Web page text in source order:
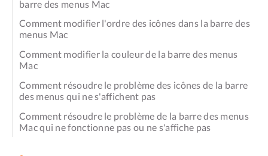
barre des menus Mac
Comment modifier l'ordre des icônes dans la barre des
menus Mac
Comment modifier la couleur de la barre des menus
Mac
Comment résoudre le problème des icônes de la barre
des menus qui ne s'affichent pas
Comment résoudre le problème de la barre des menus
Mac qui ne fonctionne pas ou ne s'affiche pas